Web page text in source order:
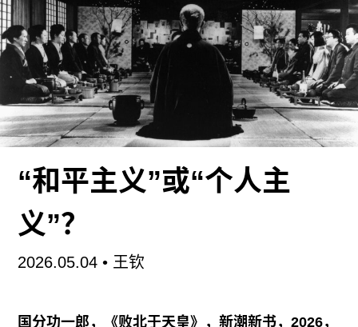
作为阿那亚由海入山的延展项目，金山岭继承了这
个地产品牌的核心理念：以住宅、商业与艺术文化
共同组织一种具有审美秩序的社区生活。我将要参
观的艺术驻留项目也嵌在这一系统中：从2023年开
始，通过全球招募与邀请的艺术家进入此地的山
谷、短期居住并展开创作。
步出建筑群——这大概也是来此旅行和度假人士的
常见观光路线——就能依次见到散落在各处的本季
度驻留艺术家作品。步道边缘首先撞见的是法国艺
术家皮埃尔-亚历山大·萨弗里亚库蒂（Pierre-
Alexandre Savriacouty）的装置《S-4A》。他在带
“和平主义”或“个人主
义”？
2026.05.04• 王钦
国分功一郎，《败北于天皇》，新潮新书，2026，